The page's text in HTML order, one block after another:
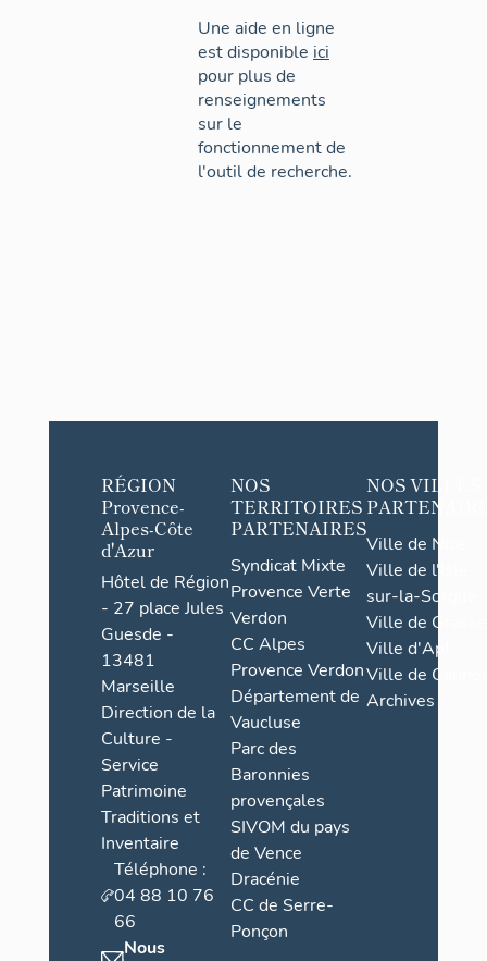
Une aide en ligne
est disponible ici
pour plus de
renseignements
sur le
fonctionnement de
l'outil de recherche.
RÉGION
Provence-
Alpes-Côte
d'Azur
Hôtel de Région
- 27 place Jules
Guesde -
13481
Marseille
Direction de la
Culture -
Service
Patrimoine
Traditions et
Inventaire
Téléphone :
04 88 10 76
66
Nous
NOS
TERRITOIRES
PARTENAIRES
Syndicat Mixte
Provence Verte
Verdon
CC Alpes
Provence Verdon
Département de
Vaucluse
Parc des
Baronnies
provençales
SIVOM du pays
de Vence
Dracénie
CC de Serre-
Ponçon
NOS VILLES
Ville de Nice
Ville de l'Isle-
sur-la-Sorgue
Ville de Grasse
Ville d'Apt
Ville de
Archives